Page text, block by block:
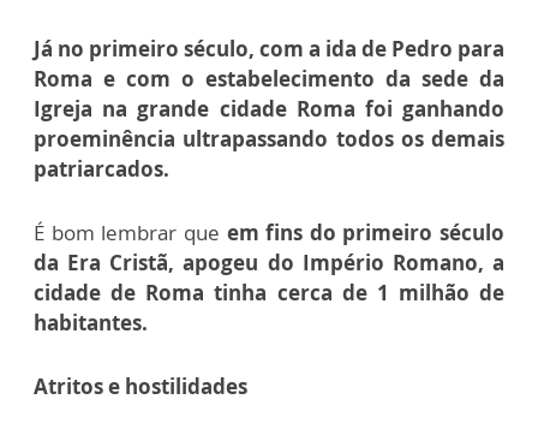
Já no primeiro século, com a ida de Pedro para
Roma e com o estabelecimento da sede da
Igreja na grande cidade Roma foi ganhando
proeminência ultrapassando todos os demais
patriarcados.
É bom lembrar que em fins do primeiro século
da Era Cristã, apogeu do Império Romano, a
cidade de Roma tinha cerca de 1 milhão de
habitantes.
Atritos e hostilidades